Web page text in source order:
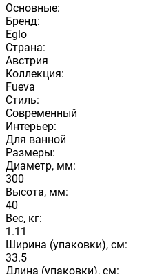
Основные:
Бренд:
Eglo
Страна:
Австрия
Коллекция:
Fueva
Стиль:
Современный
Интерьер:
Для ванной
Размеры:
Диаметр, мм:
300
Высота, мм:
40
Вес, кг:
1.11
Ширина (упаковки), см:
33.5
Длина (упаковки), см: